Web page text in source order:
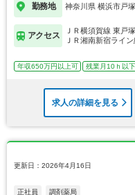
勤務地 神奈川県 横浜市戸
アクセス
ＪＲ横須賀線 東戸
ＪＲ湘南新宿ライ
年収650万円以上可 残業月10ｈ以下
求人の詳細を見る
更新日：2026年4月16日
正社員 調剤薬局